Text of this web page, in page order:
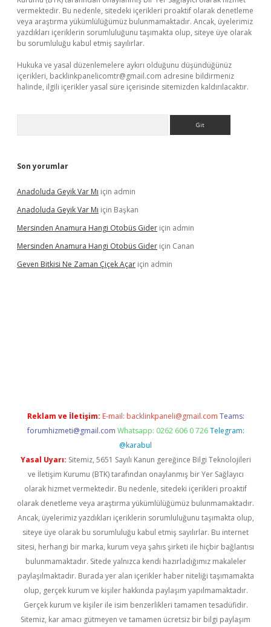
vermektedir. Bu nedenle, sitedeki içerikleri proaktif olarak denetleme
veya araştırma yükümlülüğümüz bulunmamaktadır. Ancak, üyelerimiz
yazdıkları içeriklerin sorumluluğunu taşımakta olup, siteye üye olarak
bu sorumluluğu kabul etmiş sayılırlar.
Hukuka ve yasal düzenlemelere aykırı olduğunu düşündüğünüz
içerikleri, backlinkpanelicomtr@gmail.com adresine bildirmeniz
halinde, ilgili içerikler yasal süre içerisinde sitemizden kaldırılacaktır.
Son yorumlar
Anadoluda Geyik Var Mı için admin
Anadoluda Geyik Var Mı için Başkan
Mersinden Anamura Hangi Otobüs Gider için admin
Mersinden Anamura Hangi Otobüs Gider için Canan
Geven Bitkisi Ne Zaman Çiçek Açar için admin
Reklam ve İletişim: E-mail: backlinkpaneli@gmail.com Teams:
forumhizmeti@gmail.com Whatsapp: 0262 606 0 726 Telegram:
@karabul
Yasal Uyarı: Sitemiz, 5651 Sayılı Kanun gereğince Bilgi Teknolojileri
ve İletişim Kurumu (BTK) tarafından onaylanmış bir Yer Sağlayıcı
olarak hizmet vermektedir. Bu nedenle, sitedeki içerikleri proaktif
olarak denetleme veya araştırma yükümlülüğümüz bulunmamaktadır.
Ancak, üyelerimiz yazdıkları içeriklerin sorumluluğunu taşımakta olup,
siteye üye olarak bu sorumluluğu kabul etmiş sayılırlar. Bu internet
sitesi, herhangi bir marka, kurum veya şahıs şirketi ile hiçbir bağlantısı
bulunmamaktadır. Sitede yalnızca kendi hazırladığımız makaleler
paylaşılmaktadır. Burada yer alan içerikler haber niteliği taşımamakta
olup, gerçek kurum ve kişiler hakkında paylaşım yapılmamaktadır.
Gerçek kurum ve kişiler ile isim benzerlikleri tamamen tesadüfidir.
Sitemiz, kar amacı gütmeyen ve tamamen ücretsiz bir bilgi paylaşım